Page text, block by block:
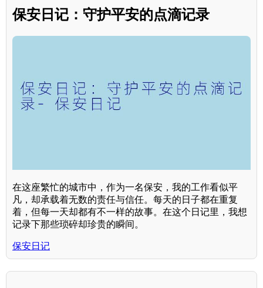
保安日记：守护平安的点滴记录
在这座繁忙的城市中，作为一名保安，我的工作看似平
凡，却承载着无数的责任与信任。每天的日子都在重复
着，但每一天却都有不一样的故事。在这个日记里，我想
记录下那些琐碎却珍贵的瞬间。
保安日记